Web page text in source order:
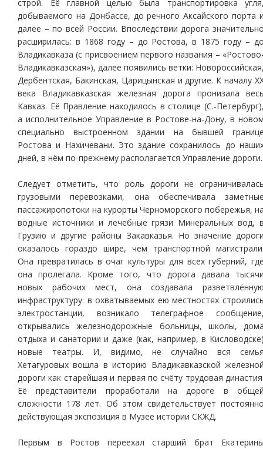
строй. Её главной целью была транспортировка
добываемого на Донбассе, до речного Аксайского порта
далее – по всей России. Впоследствии дорога
расширилась: в 1868 году – до Ростова, в 1875 году –
Владикавказа (с присвоением первого названия –
Владикавказская»), далее появились ветки:
Дербентская, Бакинская, Царицынская и другие. К началу
века Владикавказская железная дорога пронизала
Кавказ. Её Правление находилось в столице (С.-
а исполнительное Управление в Ростове-на-Дону, в
специально выстроенном здании на бывшей
Ростова и Нахичевани. Это здание сохранилось до
дней, в нём по-прежнему располагается Управление дороги.
Следует отметить, что роль дороги не
грузовыми перевозками, она обеспечивала
пассажиропотоки на курорты Черноморского побережья,
водные источники и лечебные грязи Минеральных вод,
Грузию и другие районы Закавказья. Но значение
оказалось гораздо шире, чем транспортной
Она превратилась в очаг культуры для всех губерний,
она пролегала. Кроме того, что дорога давала
новых рабочих мест, она создавала
инфраструктуру: в охватываемых ею местностях
электростанции, возникало телеграфное
открывались железнодорожные больницы, школы,
отдыха и санатории и даже (как, например, в
новые театры. И, видимо, не случайно вся
Хетагуровых вошла в историю Владикавказской
дороги как старейшая и первая по счёту трудовая
Её представители проработали на дороге в
сложности 178 лет. Об этом свидетельствует
действующая экспозиция в Музее истории СКЖД.
Первым в Ростов переехал старший брат